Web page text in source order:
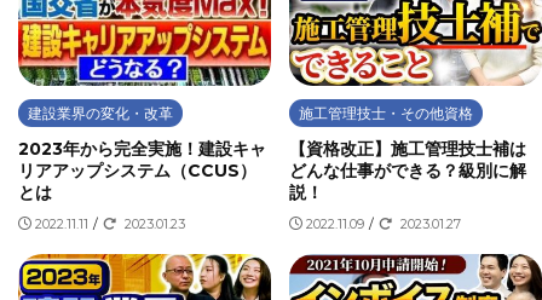
建設業界の変化・改革
2023年から完全実施！建設キャ
リアアップシステム（CCUS）
とは
2022.11.11 / 2023.01.23
施工管理技士・その他資格
【資格改正】施工管理技士補は
どんな仕事ができる？級別に解
説！
2022.11.09 / 2023.01.27